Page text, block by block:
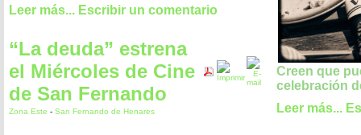
Leer más... Escribir un comentario
“La deuda” estrena
el Miércoles de Cine
de San Fernando
Zona Este - San Fernando de Henares
Creen que
celebración
Leer más...